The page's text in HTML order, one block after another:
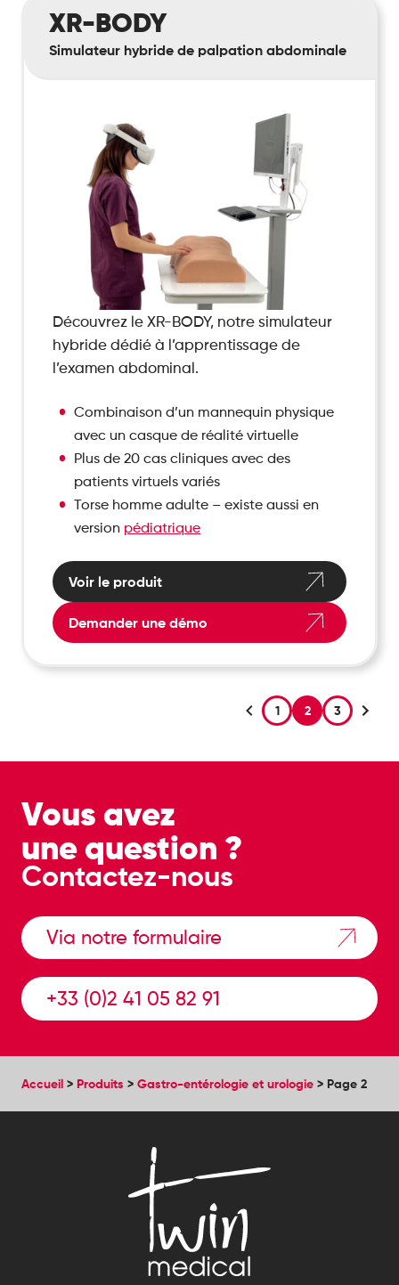
BODYXR-BODY
Simulateur hybride de palpation abdominale
Découvrez le XR-BODY, notre simulateur
hybride dédié à l’apprentissage de
l’examen abdominal.
Combinaison d’un mannequin physique
avec un casque de réalité virtuelle
Plus de 20 cas cliniques avec des
patients virtuels variés
Torse homme adulte – existe aussi en
version pédiatrique
Voir le produit
Demander une démo
1 2 3
Vous avez
une question ?
Contactez-nous
Via notre formulaire
+33 (0)2 41 05 82 91
Accueil > Produits > Gastro-entérologie et urologie > Page 2